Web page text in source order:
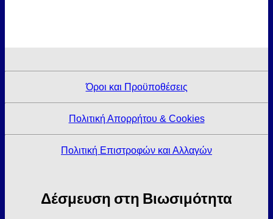
Όροι και Προϋποθέσεις
Πολιτική Απορρήτου & Cookies
Πολιτική Επιστροφών και Αλλαγών
Δέσμευση στη Βιωσιμότητα